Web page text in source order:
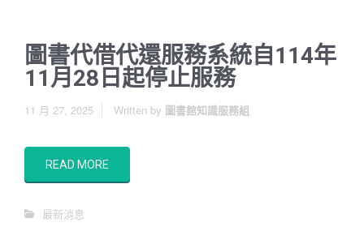
圖書代借代還服務系統自114年
11月28日起停止服務
11 月 27, 2025 Written by 圖書館知識服務組
READ MORE
最新消息